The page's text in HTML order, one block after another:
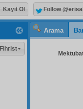
Arama
Fihrist
Kayıt Ol Follow